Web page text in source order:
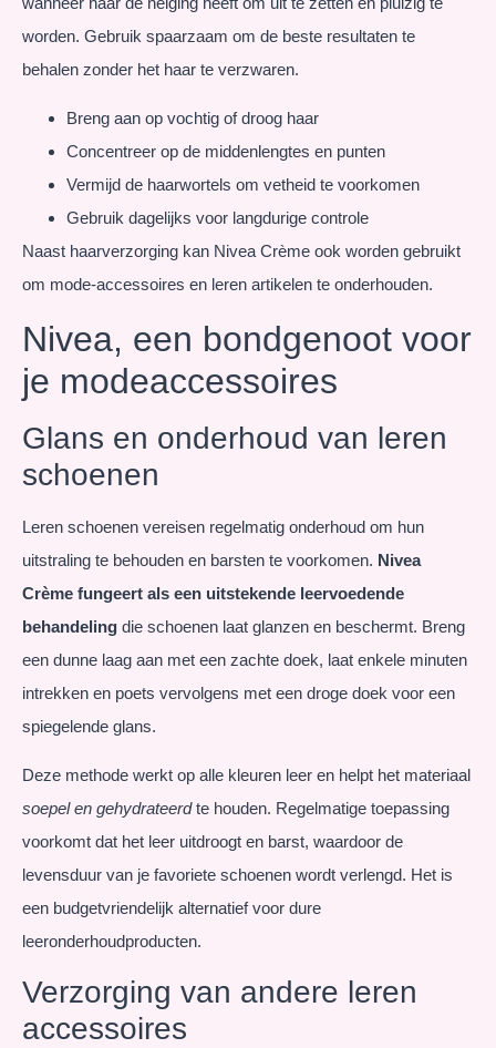
worden. Gebruik spaarzaam om de beste resultaten te
behalen zonder het haar te verzwaren.
Breng aan op vochtig of droog haar
Concentreer op de middenlengtes en punten
Vermijd de haarwortels om vetheid te voorkomen
Gebruik dagelijks voor langdurige controle
Naast haarverzorging kan Nivea Crème ook worden gebruikt
om mode-accessoires en leren artikelen te onderhouden.
Nivea, een bondgenoot voor
je modeaccessoires
Glans en onderhoud van leren
schoenen
Leren schoenen vereisen regelmatig onderhoud om hun
uitstraling te behouden en barsten te voorkomen. Nivea
Crème fungeert als een uitstekende leervoedende
behandeling die schoenen laat glanzen en beschermt. Breng
een dunne laag aan met een zachte doek, laat enkele minuten
intrekken en poets vervolgens met een droge doek voor een
spiegelende glans.
Deze methode werkt op alle kleuren leer en helpt het materiaal
soepel en gehydrateerdte houden. Regelmatige toepassing
voorkomt dat het leer uitdroogt en barst, waardoor de
levensduur van je favoriete schoenen wordt verlengd. Het is
een budgetvriendelijk alternatief voor dure
leeronderhoudproducten.
Verzorging van andere leren
accessoires